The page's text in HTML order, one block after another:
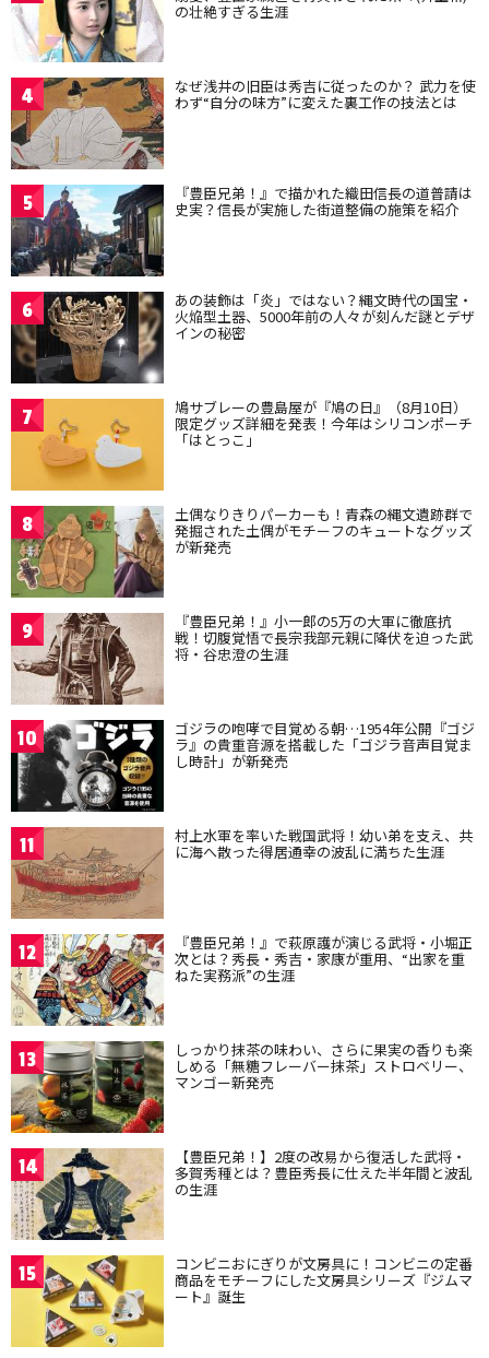
の壮絶すぎる生涯
4 なぜ浅井の旧臣は秀吉に従ったのか？ 武力を使
わず“自分の味方”に変えた裏工作の技法とは
5 『豊臣兄弟！』で描かれた織田信長の道普請は
史実？信長が実施した街道整備の施策を紹介
6 あの装飾は「炎」ではない？縄文時代の国宝・
火焔型土器、5000年前の人々が刻んだ謎とデザ
インの秘密
7 鳩サブレーの豊島屋が『鳩の日』（8月10日）
限定グッズ詳細を発表！今年はシリコンポーチ
「はとっこ」
8 土偶なりきりパーカーも！青森の縄文遺跡群で
発掘された土偶がモチーフのキュートなグッズ
が新発売
9 『豊臣兄弟！』小一郎の5万の大軍に徹底抗
戦！切腹覚悟で長宗我部元親に降伏を迫った武
将・谷忠澄の生涯
10 ゴジラの咆哮で目覚める朝…1954年公開『ゴジ
ラ』の貴重音源を搭載した「ゴジラ音声目覚ま
し時計」が新発売
11 村上水軍を率いた戦国武将！幼い弟を支え、共
に海へ散った得居通幸の波乱に満ちた生涯
12 『豊臣兄弟！』で萩原護が演じる武将・小堀正
次とは？秀長・秀吉・家康が重用、“出家を重
ねた実務派”の生涯
13 しっかり抹茶の味わい、さらに果実の香りも楽
しめる「無糖フレーバー抹茶」ストロベリー、
マンゴー新発売
14 【豊臣兄弟！】2度の改易から復活した武将・
多賀秀種とは？豊臣秀長に仕えた半年間と波乱
の生涯
15 コンビニおにぎりが文房具に！コンビニの定番
商品をモチーフにした文房具シリーズ『ジムマ
ート』誕生